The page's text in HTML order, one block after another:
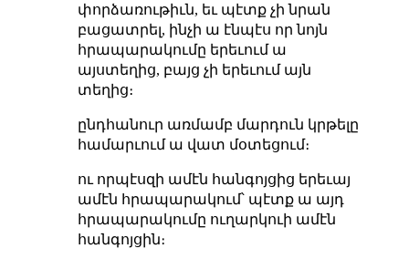
փորձառութիւն, եւ պէտք չի նրան
բացատրել, ինչի ա էնպէս որ նոյն
հրապարակումը երեւում ա
այստեղից, բայց չի երեւում այն
տեղից։
ընդհանուր առմամբ մարդուն կրթելը
համարւում ա վատ մօտեցում։
ու որպէսզի ամէն հանգոյցից երեւայ
ամէն հրապարակում՝ պէտք ա այդ
հրապարակումը ուղարկուի ամէն
հանգոյցին։